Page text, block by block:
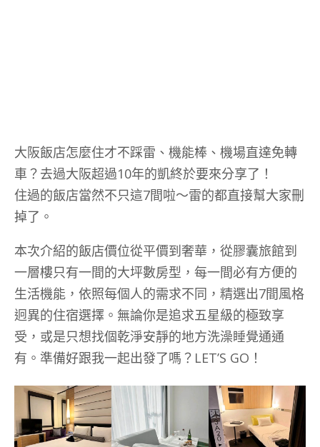
大阪飯店怎麼住才不踩雷、機能棒、機場直達免轉
車？去過大阪超過10年的凱終於要來分享了！
住過的飯店當然不只這7間啦～雷的都直接幫大家刪
掉了。
本次介紹的飯店價位從平價到奢華，從膠囊旅館到
一層樓只有一間的大坪數房型，每一間必有方便的
生活機能，依照每個人的需求不同，精選出7間風格
迥異的住宿選擇。無論你是追求五星級的極致享
受，或是只想找個乾淨安靜的地方洗澡睡覺通通
有。準備好跟我一起出發了嗎？LET’S GO！